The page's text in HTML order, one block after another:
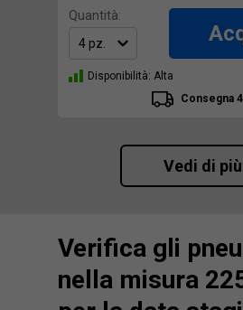
Quantità:
Disponibilità: Alta
Consegna
Vedi di più
Verifica gli
nella misura